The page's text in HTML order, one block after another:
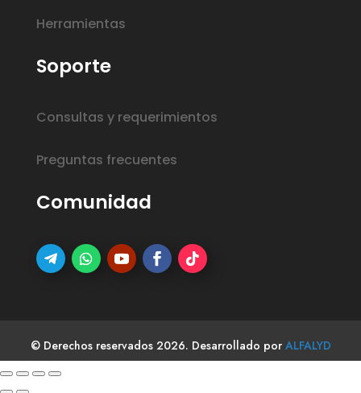
Herramientas
Soporte
Consultas y requerimientos
Preguntas frecuentes
Comunidad
© Derechos reservados 2026. Desarrollado por ALFALYD